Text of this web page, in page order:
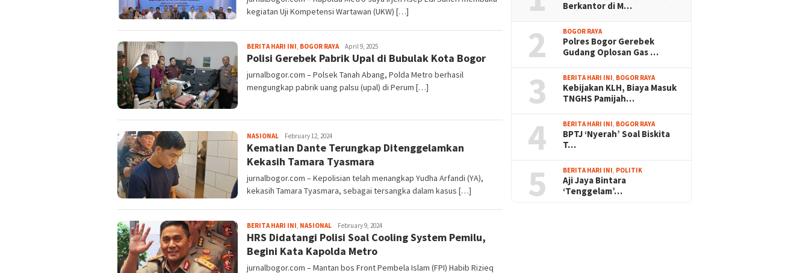
kegiatan Uji Kompetensi Wartawan (UKW) […]
BERITA HARI INI, BOGOR RAYAFredy
Kristianto
April 9, 2025
Polisi Gerebek Pabrik Upal di Bubulak Kota Bogor
jurnalbogor.com – Polsek Tanah Abang, Polda Metro berhasil
mengungkap pabrik uang palsu (upal) di Perum […]
NASIONALSayyev
February 12, 2024
Kematian Dante Terungkap Ditenggelamkan
Kekasih Tamara Tyasmara
jurnalbogor.com – Kepolisian telah menangkap Yudha Arfandi (YA),
kekasih Tamara Tyasmara, sebagai tersangka dalam kasus […]
BERITA HARI INI, NASIONALFredy
Kristianto
February 9, 2024
HRS Didatangi Polisi Soal Cooling System Pemilu,
Begini Kata Kapolda Metro
jurnalbogor.com – Mantan bos Front Pembela Islam (FPI) Habib Rizieq
Berkantor di M…
2 BOGOR RAYA
Polres Bogor Gerebek
Gudang Oplosan Gas …
3 BERITA HARI INI, BOGOR RAYA
Kebijakan KLH, Biaya Masuk
TNGHS Pamijah…
4 BERITA HARI INI, BOGOR RAYA
BPTJ ‘Nyerah’ Soal Biskita
T…
5 BERITA HARI INI, POLITIK
Aji Jaya Bintara
‘Tenggelam’…